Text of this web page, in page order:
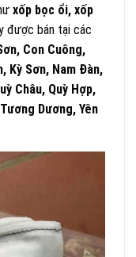
xốp bọc ổi, xốp
được bán tại các
Con Cuông,
Kỳ Sơn, Nam Đàn,
Châu, Quỳ Hợp,
Dương, Yên